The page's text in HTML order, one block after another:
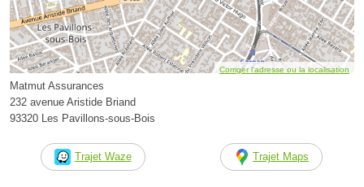
Corriger l’adresse ou la localisation
Matmut Assurances
232 avenue Aristide Briand
93320 Les Pavillons-sous-Bois
Trajet Waze Trajet Maps